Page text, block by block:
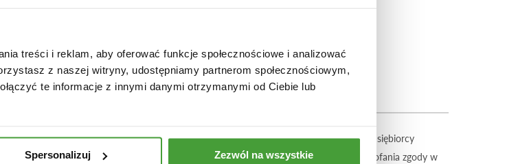
treści i reklam, aby oferować funkcje społecznościowe i analizować
z naszej witryny, udostępniamy partnerom społecznościowym,
te informacje z innymi danymi otrzymanymi od Ciebie lub
Spersonalizuj Zezwól na wszystkie
moich danych osobowych przez (dane administratora danych osobowych - tj. przedsiębiorcy
jest dobrowolne. Podstawą przetwarzania danych jest moja zgoda. Mam prawo wycofania zgody w